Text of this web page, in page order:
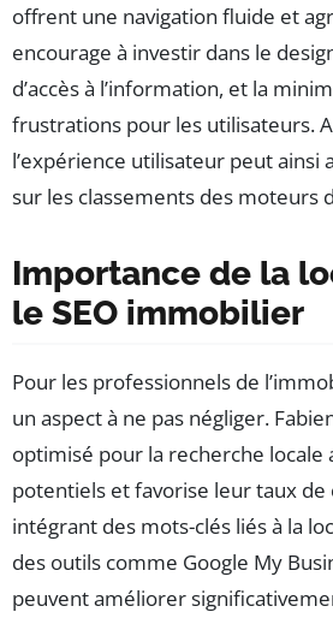
offrent une navigation fluide et
encourage à investir dans le
d’accès à l’information, et la
frustrations pour les utilisateurs.
l’expérience utilisateur peut ainsi
sur les classements des moteurs
Importance de la
le SEO immobilier
Pour les professionnels de
un aspect à ne pas négliger.
optimisé pour la recherche locale
potentiels et favorise leur taux de
intégrant des mots-clés liés à la
des outils comme Google My
peuvent améliorer